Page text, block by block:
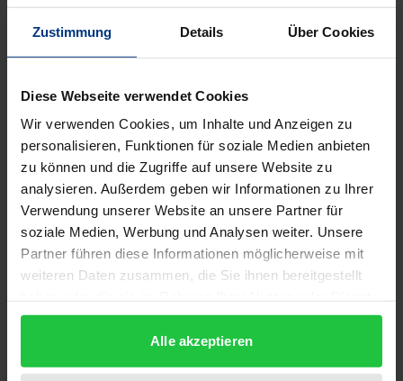
Zustimmung Details Über Cookies
Diese Webseite verwendet Cookies
Wir verwenden Cookies, um Inhalte und Anzeigen zu
personalisieren, Funktionen für soziale Medien anbieten
zu können und die Zugriffe auf unsere Website zu
analysieren. Außerdem geben wir Informationen zu Ihrer
Verwendung unserer Website an unsere Partner für
soziale Medien, Werbung und Analysen weiter. Unsere
Partner führen diese Informationen möglicherweise mit
weiteren Daten zusammen, die Sie ihnen bereitgestellt
gesammelt haben.
Alle akzeptieren
incl. VAT
Select options